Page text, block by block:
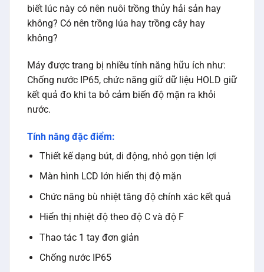
biết lúc này có nên nuôi trồng thủy hải sản hay
không? Có nên trồng lúa hay trồng cây hay
không?
Máy được trang bị nhiều tính năng hữu ích như:
Chống nước IP65, chức năng giữ dữ liệu HOLD giữ
kết quả đo khi ta bỏ cảm biến độ mặn ra khỏi
nước.
Tính năng đặc điểm:
Thiết kế dạng bút, di động, nhỏ gọn tiện lợi
Màn hình LCD lớn hiển thị độ mặn
Chức năng bù nhiệt tăng độ chính xác kết quả
Hiển thị nhiệt độ theo độ C và độ F
Thao tác 1 tay đơn giản
Chống nước IP65